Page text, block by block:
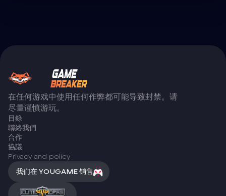
在任何游戏中使用任何作弊都可能导致封禁。请
尽量谨慎游玩。
目錄
聯絡我們
合作
協議
Privacy and policy
我们在 YOUGAME 销售